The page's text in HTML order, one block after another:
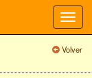
Volver